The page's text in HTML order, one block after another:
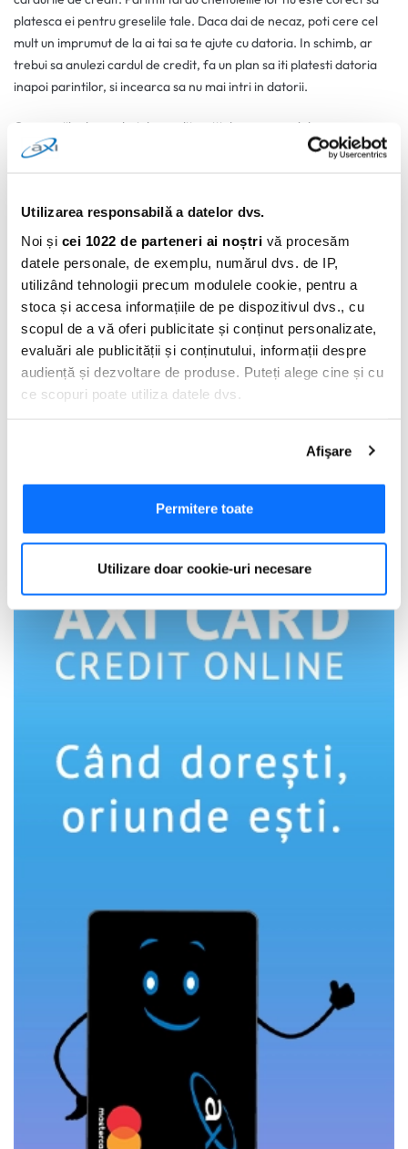
Utilizarea responsabilă a datelor dvs.
Noi și cei 1022 de parteneri ai noștri vă procesăm
datele personale, de exemplu, numărul dvs. de IP,
utilizând tehnologii precum modulele cookie, pentru a
stoca și accesa informațiile de pe dispozitivul dvs., cu
scopul de a vă oferi publicitate și conținut personalizate,
evaluări ale publicității și conținutului, informații despre
audiență și dezvoltare de produse. Puteți alege cine și cu
ce scopuri poate utiliza datele dvs.
Să colectăm informațiile cu privire la locația dvs.
geografică cu o exactitate de până la câțiva metri
Să vă identificăm dispozitivul scanândul-l în mod
dvs. personale și configurați-vă preferințele la
cu detalii. Vă puteți modifica sau retrage oricând acordul
din Declarația despre modulele cookie.
Utilizam cookie-uri pentru a personaliza experienta dvs.
pe website, pentru a analiza traficul pe website, precum
cookie-uri înseamnă că sunteti de acord cu folosirea
acestora.Află mai multe aici.
Afişare
Permitere toate
Utilizare doar cookie-uri necesare
platesca ei pentru greselile tale. Daca dai de necaz, poti cere cel
mult un imprumut de la ai tai sa te ajute cu datoria. In schimb, ar
trebui sa anulezi cardul de credit, fa un plan sa iti platesti datoria
inapoi parintilor, si incearca sa nu mai intri in datorii.
Comapniile de carduri de credit nu iti da un manual despre cum sa
folosesti un card de credit corect. Sta in puterea ta sa nu faci
Afla mai multe despre AXI card
0 comentarii
Adauga Comentariu